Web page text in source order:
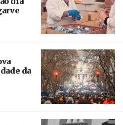
da